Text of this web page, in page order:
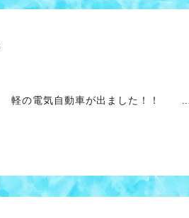
の電気自動車が出ました！！ …